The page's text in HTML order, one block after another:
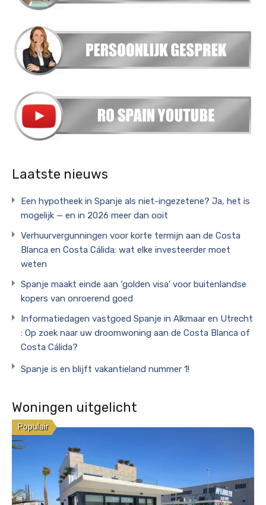
Laatste nieuws
Een hypotheek in Spanje als niet-ingezetene? Ja, het is
mogelijk — en in 2026 meer dan ooit
Verhuurvergunningen voor korte termijn aan de Costa
Blanca en Costa Cálida: wat elke investeerder moet
weten
Spanje maakt einde aan ‘golden visa’ voor buitenlandse
kopers van onroerend goed
Informatiedagen vastgoed Spanje in Alkmaar en Utrecht
: Op zoek naar uw droomwoning aan de Costa Blanca of
Costa Cálida?
Spanje is en blijft vakantieland nummer 1!
Woningen uitgelicht
Populair